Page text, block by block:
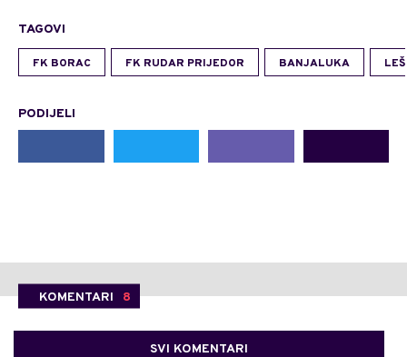
TAGOVI
FK BORAC FK RUDAR PRIJEDOR BANJALUKA
PODIJELI
KOMENTARI 8
SVI KOMENTARI